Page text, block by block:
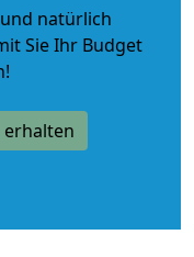
natürlich
Sie Ihr Budget
erhalten